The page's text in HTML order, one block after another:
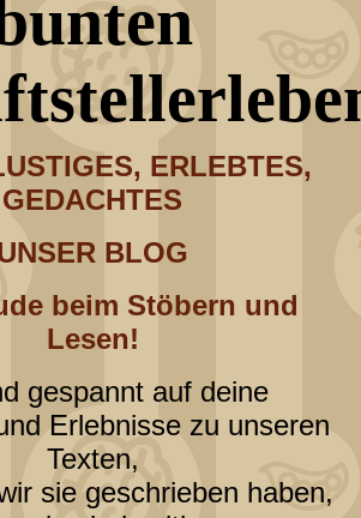
ERLEBTES,
GEDACHTES
BLOG
beim Stöbern und
Lesen!
gespannt auf deine
Erlebnisse zu unseren
Texten,
sie geschrieben haben,